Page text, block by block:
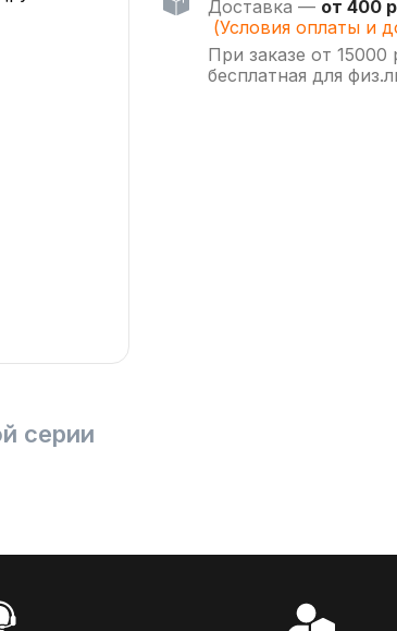
Доставка — от 400
(Условия оплаты и
При заказе от 15000
бесплатная для
серии